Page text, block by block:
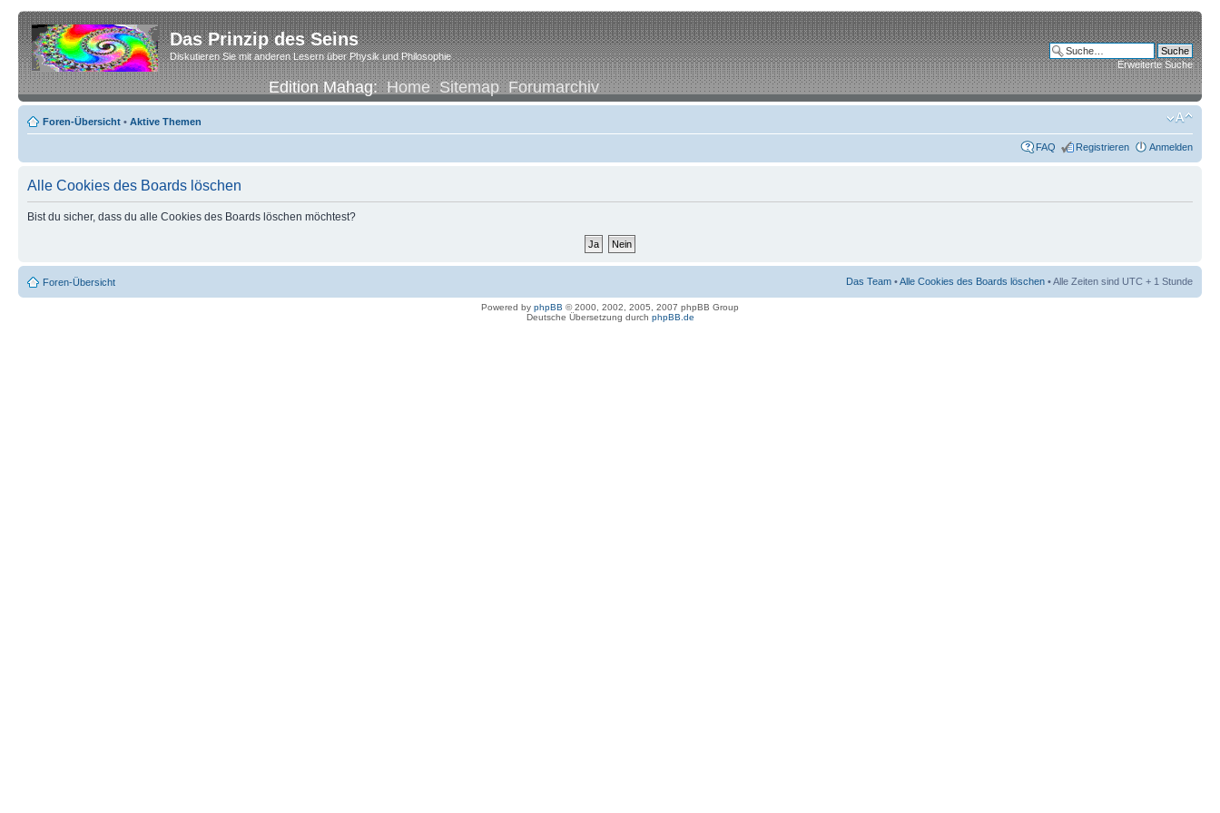
Das Prinzip des Seins
Diskutieren Sie mit anderen Lesern über Physik und Philosophie
Edition Mahag:Home Sitemap Forumarchiv
Erweiterte Suche
Foren-Übersicht • Aktive Themen
FAQ Registrieren Anmelden
Alle Cookies des Boards löschen
Bist du sicher, dass du alle Cookies des Boards löschen möchtest?
Foren-Übersicht Das Team •Alle Cookies des Boards löschen • Alle Zeiten sind UTC + 1 Stunde
Powered by phpBB © 2000, 2002, 2005, 2007 phpBB Group
Deutsche Übersetzung durch phpBB.de